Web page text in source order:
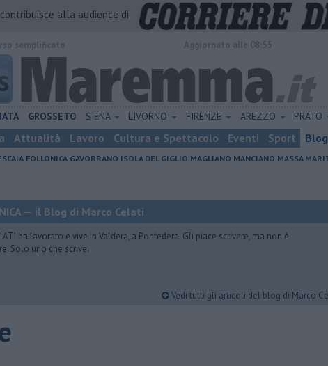
alla audience di
GROSSETO SIENA LIVORNO FIRENZE AREZZO PRATO
Attualità Lavoro Cultura e Spettacolo Eventi Sport Blog
FOLLONICA GAVORRANO ISOLA DEL GIGLIO MAGLIANO MANCIANO MASSA
— il Blog di Marco Celati
ha lavorato e vive in Valdera, a Pontedera. Gli piace scrivere, ma non è
Solo uno che scrive.
Vedi tutti gli articoli del blog di Marco